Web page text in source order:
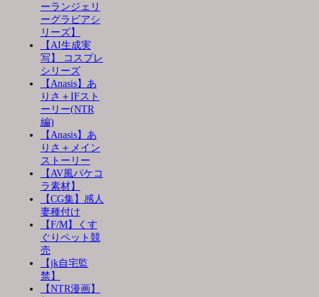
ーランジェリ
ーグラビアシ
リーズ】
【AI生成実
写】 コスプレ
シリーズ
【Anasis】あ
りさ＋IFスト
ーリー(NTR
編)
【Anasis】あ
りさ＋メイン
ストーリー
【AV風パケコ
ラ素材】
【CG集】感人
妻種付け
【F/M】くす
ぐりペット競
売
【jk自宅監
禁】
【NTR漫画】